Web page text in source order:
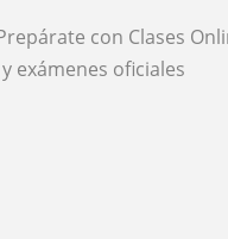
con Clases
exámenes oficiales